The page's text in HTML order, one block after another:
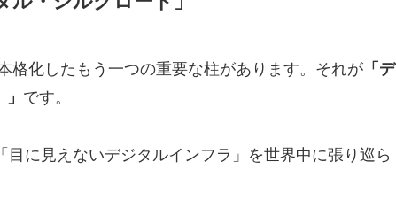
格化したもう一つの重要な柱があります。それが 「デ
です。
に見えないデジタルインフラ」を世界中に張り巡ら